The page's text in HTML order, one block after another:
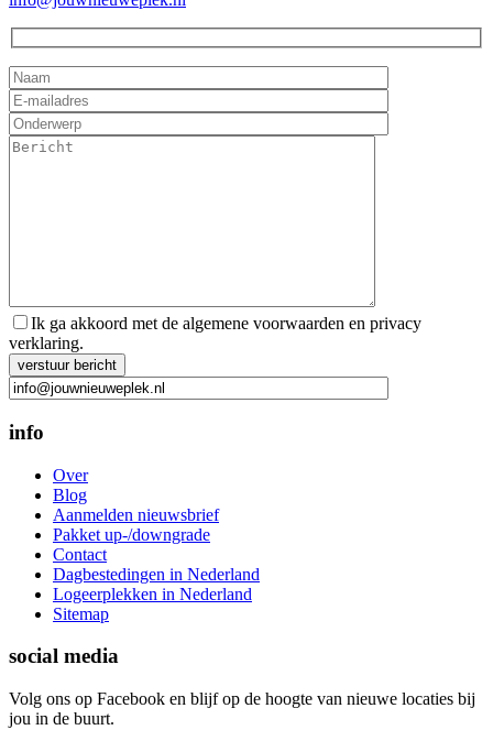
Ik ga akkoord met de algemene voorwaarden en privacy
verklaring.
Gelieve dit veld leeg te laten.
info
Over
Blog
Aanmelden nieuwsbrief
Pakket up-/downgrade
Contact
Dagbestedingen in Nederland
Logeerplekken in Nederland
Sitemap
social media
Volg ons op Facebook en blijf op de hoogte van nieuwe locaties bij
jou in de buurt.